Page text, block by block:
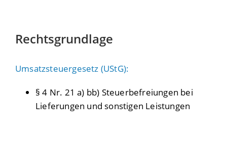
Rechtsgrundlage
Umsatzsteuergesetz (UStG):
§ 4 Nr. 21 a) bb) Steuerbefreiungen bei
Lieferungen und sonstigen Leistungen